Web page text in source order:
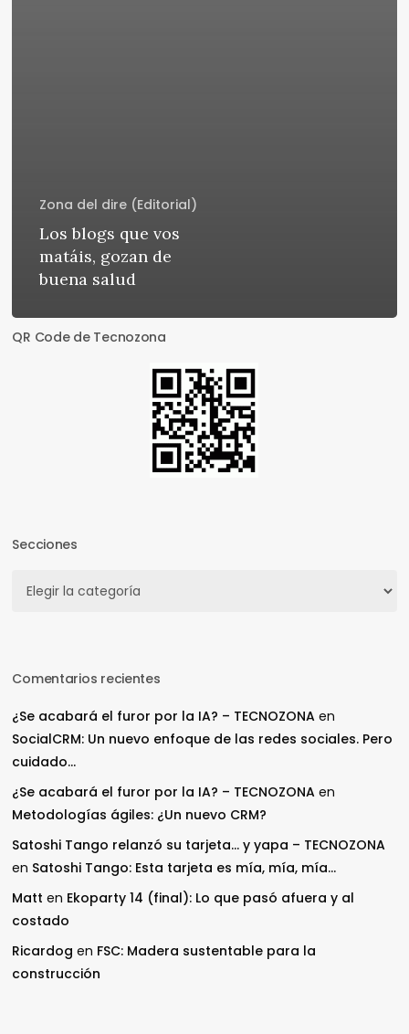
Zona del dire (Editorial)
Los blogs que vos
matáis, gozan de
buena salud
QR Code de Tecnozona
Secciones
Comentarios recientes
¿Se acabará el furor por la IA? – TECNOZONA en
SocialCRM: Un nuevo enfoque de las redes sociales. Pero
cuidado…
¿Se acabará el furor por la IA? – TECNOZONA en
Metodologías ágiles: ¿Un nuevo CRM?
Satoshi Tango relanzó su tarjeta… y yapa – TECNOZONA
en Satoshi Tango: Esta tarjeta es mía, mía, mía…
Matt en Ekoparty 14 (final): Lo que pasó afuera y al
costado
Ricardog en FSC: Madera sustentable para la
construcción